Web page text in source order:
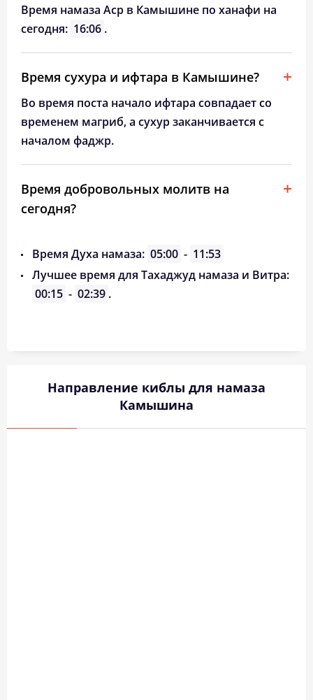
Время намаза Аср в Камышине по ханафи на
сегодня: 16:06 .
Время сухура и ифтара в Камышине?
Во время поста начало ифтара совпадает со
временем магриб, а сухур заканчивается с
началом фаджр.
Время добровольных молитв на
сегодня?
Время Духа намаза: 05:00 - 11:53
Лучшее время для Тахаджуд намаза и Витра:
00:15 - 02:39 .
Направление киблы для намаза
Камышина